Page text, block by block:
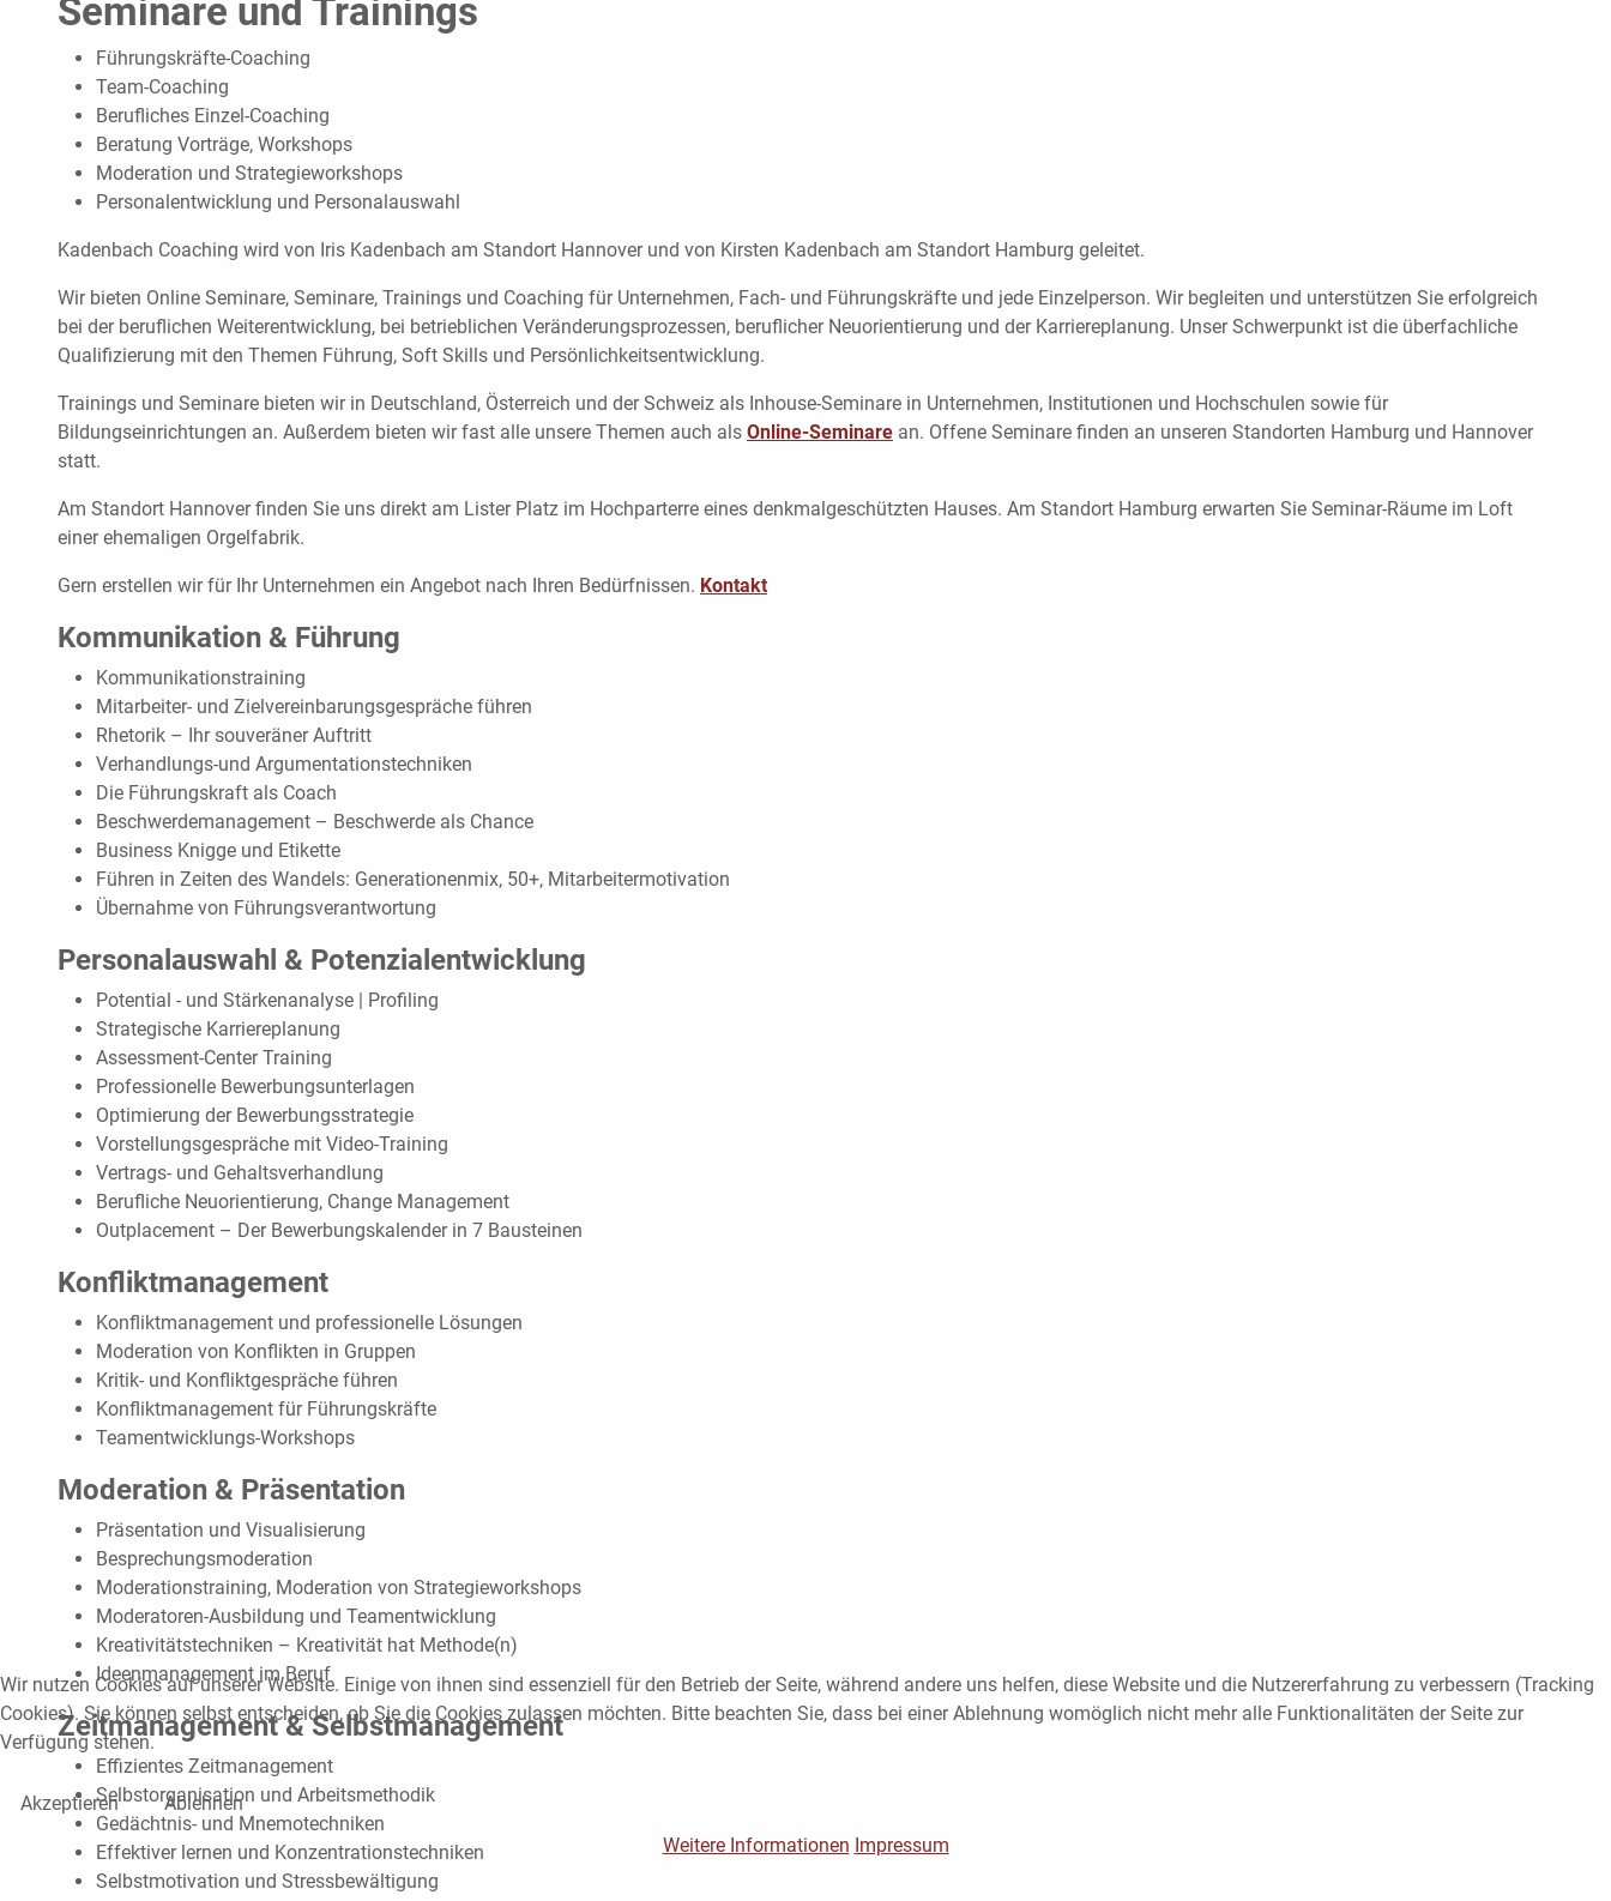
Seminare und Trainings
Führungskräfte-Coaching
Team-Coaching
Berufliches Einzel-Coaching
Beratung Vorträge, Workshops
Moderation und Strategieworkshops
Personalentwicklung und Personalauswahl
Kadenbach Coaching wird von Iris Kadenbach am Standort Hannover und von Kirsten Kadenbach am Standort Hamburg geleitet.
Wir bieten Online Seminare, Seminare, Trainings und Coaching für Unternehmen, Fach- und Führungskräfte und jede Einzelperson. Wir begleiten und unterstützen Sie erfolgreich
bei der beruflichen Weiterentwicklung, bei betrieblichen Veränderungsprozessen, beruflicher Neuorientierung und der Karriereplanung. Unser Schwerpunkt ist die überfachliche
Qualifizierung mit den Themen Führung, Soft Skills und Persönlichkeitsentwicklung.
Trainings und Seminare bieten wir in Deutschland, Österreich und der Schweiz als Inhouse-Seminare in Unternehmen, Institutionen und Hochschulen sowie für
Bildungseinrichtungen an. Außerdem bieten wir fast alle unsere Themen auch als Online-Seminare an. Offene Seminare finden an unseren Standorten Hamburg und Hannover
statt.
Am Standort Hannover finden Sie uns direkt am Lister Platz im Hochparterre eines denkmalgeschützten Hauses. Am Standort Hamburg erwarten Sie Seminar-Räume im Loft
einer ehemaligen Orgelfabrik.
Gern erstellen wir für Ihr Unternehmen ein Angebot nach Ihren Bedürfnissen. Kontakt
Kommunikation & Führung
Kommunikationstraining
Mitarbeiter- und Zielvereinbarungsgespräche führen
Rhetorik – Ihr souveräner Auftritt
Verhandlungs-und Argumentationstechniken
Die Führungskraft als Coach
Beschwerdemanagement – Beschwerde als Chance
Business Knigge und Etikette
Führen in Zeiten des Wandels: Generationenmix, 50+, Mitarbeitermotivation
Übernahme von Führungsverantwortung
Personalauswahl & Potenzialentwicklung
Potential - und Stärkenanalyse | Profiling
Strategische Karriereplanung
Assessment-Center Training
Professionelle Bewerbungsunterlagen
Optimierung der Bewerbungsstrategie
Vorstellungsgespräche mit Video-Training
Vertrags- und Gehaltsverhandlung
Berufliche Neuorientierung, Change Management
Outplacement – Der Bewerbungskalender in 7 Bausteinen
Konfliktmanagement
Konfliktmanagement und professionelle Lösungen
Moderation von Konflikten in Gruppen
Kritik- und Konfliktgespräche führen
Konfliktmanagement für Führungskräfte
Teamentwicklungs-Workshops
Moderation & Präsentation
Präsentation und Visualisierung
Besprechungsmoderation
Moderationstraining, Moderation von Strategieworkshops
Moderatoren-Ausbildung und Teamentwicklung
Kreativitätstechniken – Kreativität hat Methode(n)
Ideenmanagement im Beruf
Zeitmanagement & Selbstmanagement
Effizientes Zeitmanagement
Selbstorganisation und Arbeitsmethodik
Gedächtnis- und Mnemotechniken
Effektiver lernen und Konzentrationstechniken
Selbstmotivation und Stressbewältigung
Wir nutzen Cookies auf unserer Website. Einige von ihnen sind essenziell für den Betrieb der Seite, während andere uns helfen, diese Website und die Nutzererfahrung zu verbessern (Tracking
Cookies). Sie können selbst entscheiden, ob Sie die Cookies zulassen möchten. Bitte beachten Sie, dass bei einer Ablehnung womöglich nicht mehr alle Funktionalitäten der Seite zur
Verfügung stehen.
Akzeptieren
Ablehnen
Weitere Informationen Impressum